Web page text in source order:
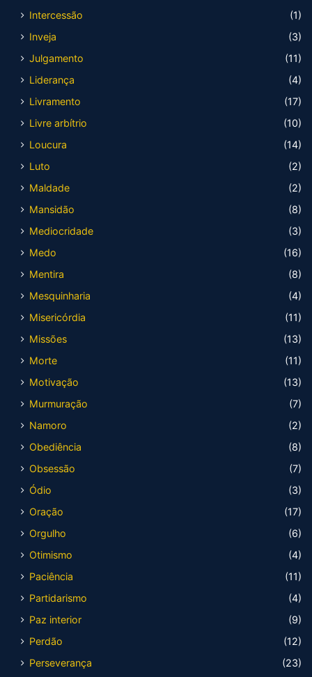
Intercessão
(1)
Inveja
(3)
Julgamento
(11)
Liderança
(4)
Livramento
(17)
Livre arbítrio
(10)
Loucura
(14)
Luto
(2)
Maldade
(2)
Mansidão
(8)
Mediocridade
(3)
Medo
(16)
Mentira
(8)
Mesquinharia
(4)
Misericórdia
(11)
Missões
(13)
Morte
(11)
Motivação
(13)
Murmuração
(7)
Namoro
(2)
Obediência
(8)
Obsessão
(7)
Ódio
(3)
Oração
(17)
Orgulho
(6)
Otimismo
(4)
Paciência
(11)
Partidarismo
(4)
Paz interior
(9)
Perdão
(12)
Perseverança
(23)